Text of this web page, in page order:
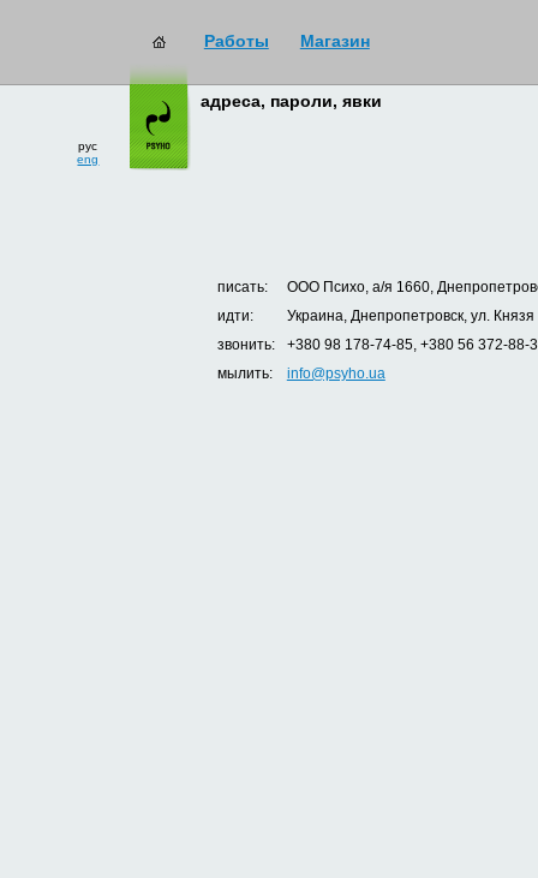
Работы Магазин
eng
адреса, пароли, явки
писать:
ООО Психо, а/я 1660,
идти:
Украина, Днепропетровск, ул.
звонить:
+380 98 178-74-85, +380 56 372-88-
мылить:
info@psyho.ua